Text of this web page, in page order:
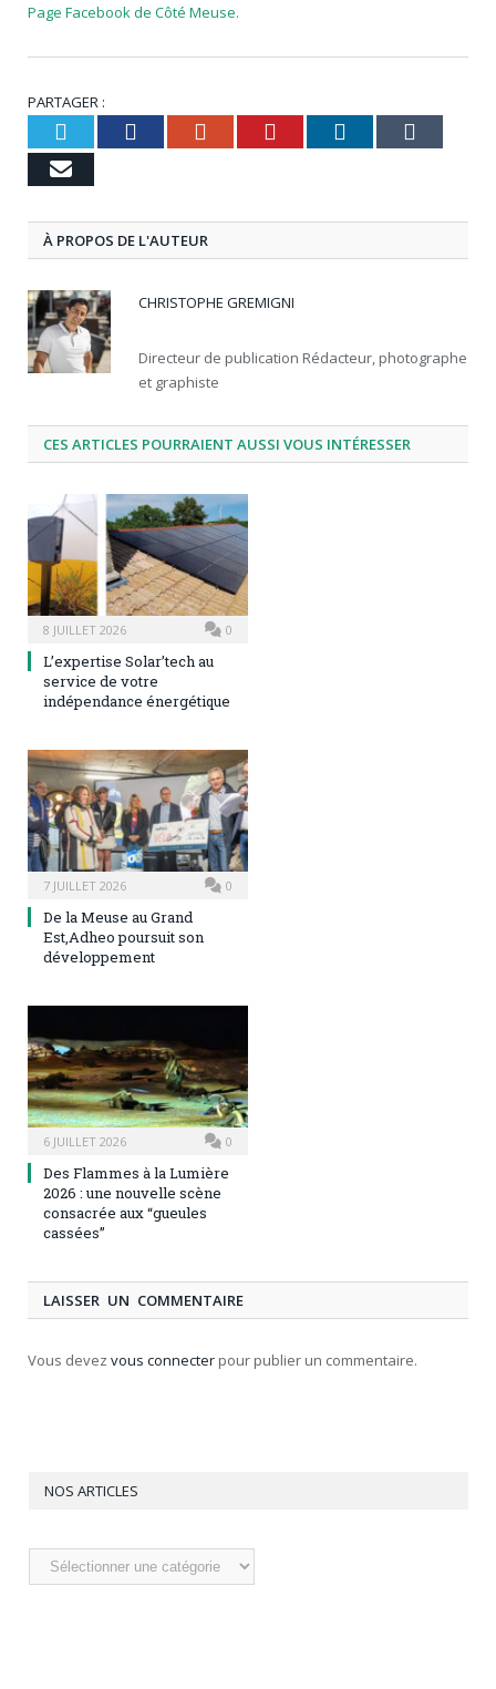
Page Facebook de Côté Meuse.
PARTAGER :
TwitterFacebookGoogle+Pinterest
LinkedIn
Email
À PROPOS DE L'AUTEUR
CHRISTOPHE GREMIGNI
Directeur de publication Rédacteur, photographe
et graphiste
CES ARTICLES POURRAIENT AUSSI VOUS INTÉRESSER
8 JUILLET 2026 0
L’expertise Solar’tech au
service de votre
indépendance énergétique
7 JUILLET 2026 0
De la Meuse au Grand
Est,Adheo poursuit son
développement
6 JUILLET 2026 0
Des Flammes à la Lumière
2026 : une nouvelle scène
consacrée aux “gueules
cassées”
LAISSER UN COMMENTAIRE
Vous devez vous connecter pour publier un commentaire.
NOS ARTICLES
Nos
articles